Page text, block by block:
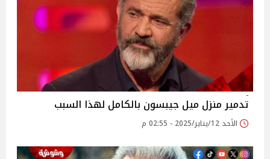
تدمير منزل ميل جيبسون بالكامل لهذا السبب
الأحد 12/يناير/2025 - 02:55 م